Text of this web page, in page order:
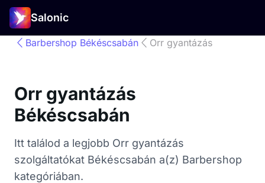
Salonic
Barbershop Békéscsabán Orr gyantázás
Orr gyantázás
Békéscsabán
Itt találod a legjobb Orr gyantázás
szolgáltatókat Békéscsabán a(z) Barbershop
kategóriában.